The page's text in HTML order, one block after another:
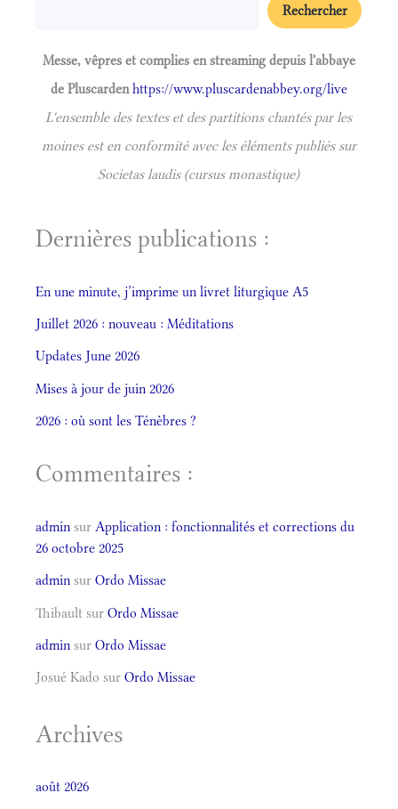
Rechercher
Messe, vêpres et complies en streaming depuis l'abbaye
de Pluscardenhttps://www.pluscardenabbey.org/live
L'ensemble des textes et des partitions chantés par les
moines est en conformité avec les éléments publiés sur
Societas laudis (cursus monastique)
Dernières publications :
En une minute, j’imprime un livret liturgique A5
Juillet 2026 : nouveau : Méditations
Updates June 2026
Mises à jour de juin 2026
2026 : où sont les Ténèbres ?
Commentaires :
admin sur Application : fonctionnalités et corrections du
26 octobre 2025
admin sur Ordo Missae
Thibault sur Ordo Missae
admin sur Ordo Missae
Josué Kado sur Ordo Missae
Archives
août 2026